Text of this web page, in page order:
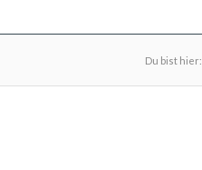
Du bist hier: